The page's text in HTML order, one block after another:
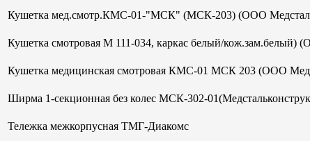
Кушетка мед.смотр.КМС-01-"МСК" (МСК-203) (ООО
Кушетка смотровая М 111-034, каркас белый/кож.зам.белый)
Кушетка медицинская смотровая КМС-01 МСК 203 (ООО
Ширма 1-секционная без колес МСК-302-
Тележка межкорпусная ТМГ-Диакомс